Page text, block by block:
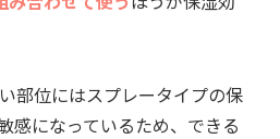
部位にはスプレータイプの保
感になっているため、できる